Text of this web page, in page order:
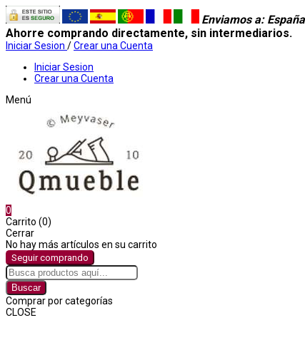
Enviamos a:
Ahorre comprando directamente, sin intermediarios.
Iniciar Sesion /Crear una Cuenta
Iniciar Sesion
Crear una Cuenta
Menú
0
Carrito (0)
Cerrar
No hay más artículos en su carrito
Seguir comprando
Buscar
Comprar por categorías
CLOSE